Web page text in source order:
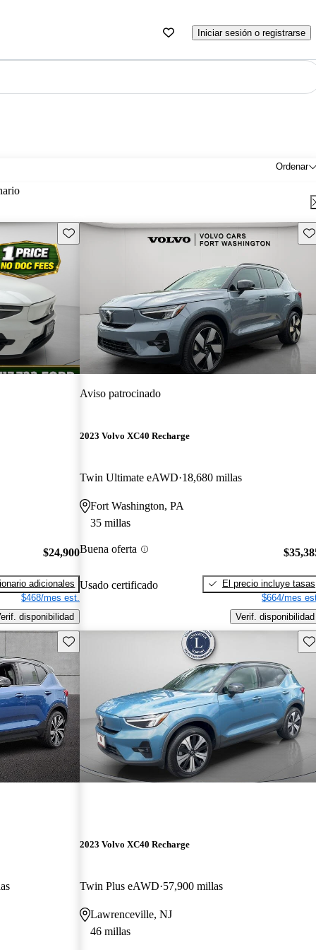
Iniciar sesión o registrarse
Ordenar
Guarda este Aviso
$24,900
adicionales
$468/mes est.
disponibilidad
Aviso patrocinado
2023 Volvo XC40 Recharge
Twin Ultimate eAWD 18,680 millas
Fort Washington, PA
35 millas
Buena oferta
Usado certificado
El precio incluye tasas
$664/mes
Verif. disponibilidad
Guarda este Aviso
2023 Volvo XC40 Recharge
Twin Plus eAWD 57,900 millas
Lawrenceville, NJ
46 millas